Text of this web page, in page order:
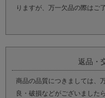
りますが、万一欠品の際はご
返品・
商品の品質につきましては、
良・破損などがございました